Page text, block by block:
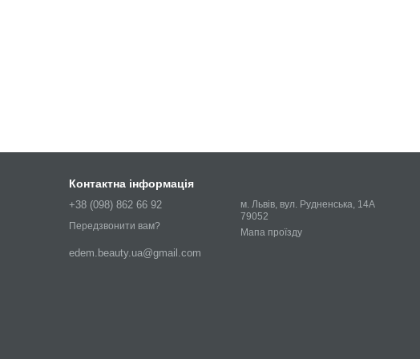
Контактна інформація
+38 (098) 862 66 92
Передзвонити вам?
edem.beauty.ua@gmail.com
м. Львів, вул. Рудненська, 14А
79052
Мапа проїзду